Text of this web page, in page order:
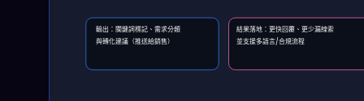
輸出：關鍵詞標記、需求分類
與轉化建議（推送給銷售）
結果落地：更快回覆、更少漏線索
並支援多語言/合規流程